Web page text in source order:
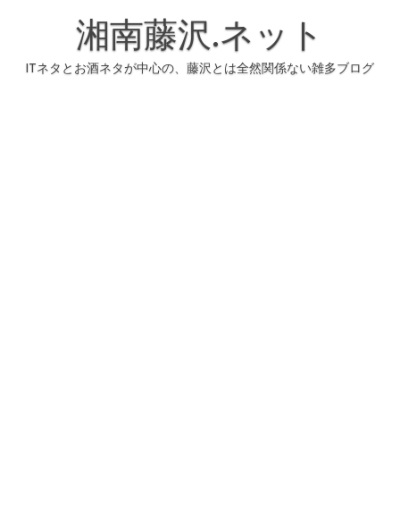
湘南藤沢.ネット
ITネタとお酒ネタが中心の、藤沢とは全然関係ない雑多ブログ